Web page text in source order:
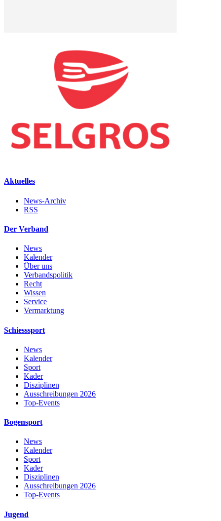
Aktuelles
News-Archiv
RSS
Der Verband
News
Kalender
Über uns
Verbandspolitik
Recht
Wissen
Service
Vermarktung
Schiesssport
News
Kalender
Sport
Kader
Disziplinen
Ausschreibungen 2026
Top-Events
Bogensport
News
Kalender
Sport
Kader
Disziplinen
Ausschreibungen 2026
Top-Events
Jugend